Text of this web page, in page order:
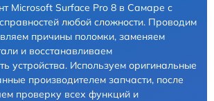
Microsoft Surface Pro 8 в Самаре с
любой сложности. Проводим
причины поломки, заменяем
и восстанавливаем
устройства. Используем оригинальные
производителем запчасти, после
проверку всех функций и